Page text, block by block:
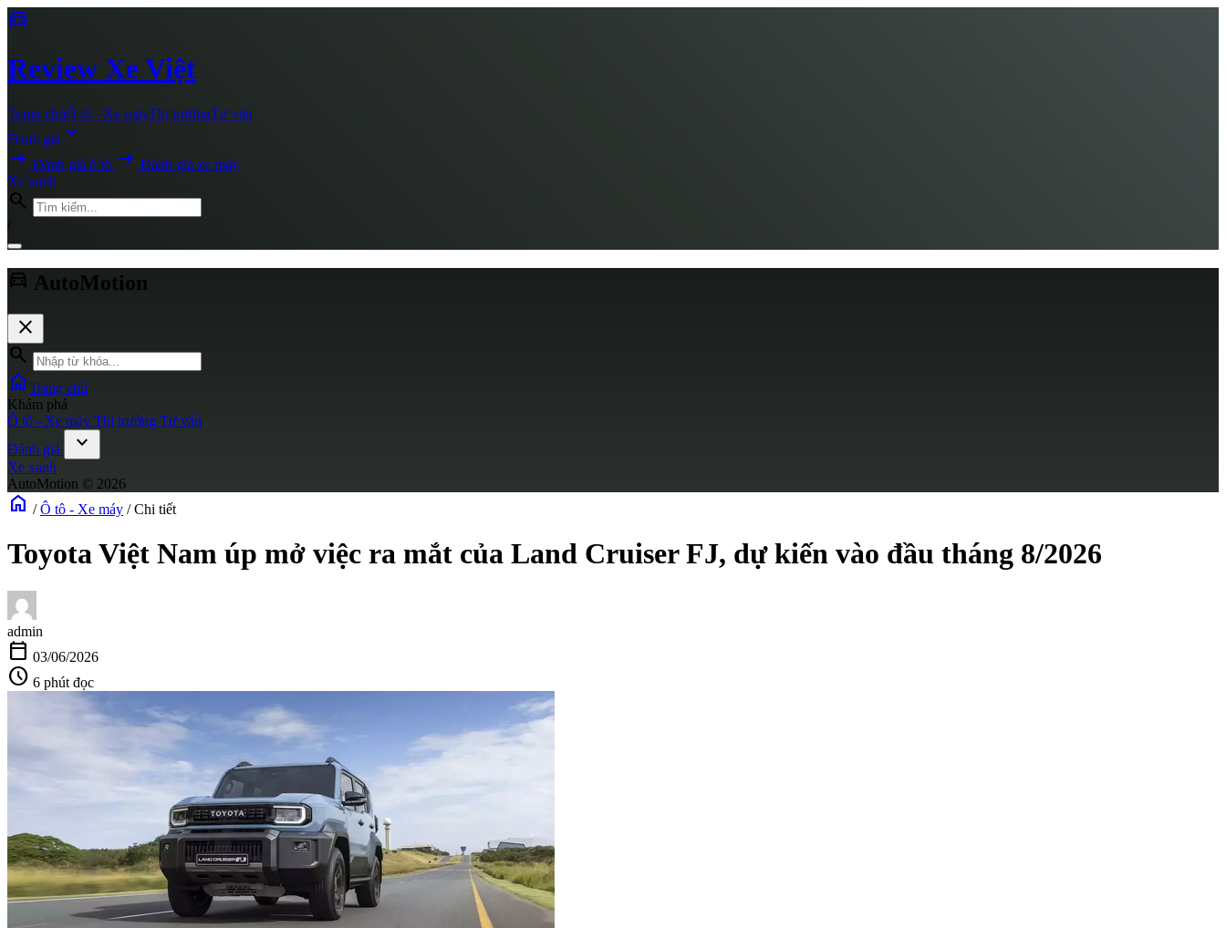
directions_car
Review Xe Việt
Trang chủÔ tô - Xe máyThị trườngTư vấn
Đánh giá expand_more
arrow_right_alt Đánh giá ô tô arrow_right_alt Đánh giá xe máy
Xe xanh
search
directions_car AutoMotion
close
search
home Trang chủ
Khám phá
Ô tô - Xe máy Thị trường Tư vấn
Đánh giá
expand_more
Xe xanh
AutoMotion © 2026
home / Ô tô - Xe máy / Chi tiết
Toyota Việt Nam úp mở việc ra mắt của Land Cruiser FJ, dự kiến vào đầu tháng 8/2026
admin
calendar_today 03/06/2026
schedule 6 phút đọc